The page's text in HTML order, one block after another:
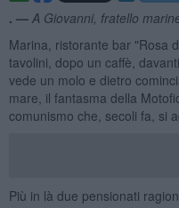
. — A Giovanni, fratello
Marina, ristorante bar "Rosa
tavolini, dopo un caffè,
vede un molo e dietro
mare, il fantasma della
comunismo che, secoli fa, si
Più in là due pensionati